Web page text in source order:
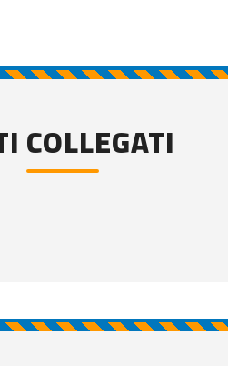
COLLEGATI